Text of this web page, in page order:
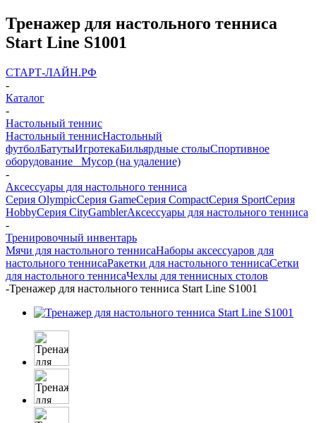
Тренажер для настольного тенниса
Start Line S1001
СТАРТ-ЛАЙН.РФ
-
Каталог
-
Настольный теннис
Настольный теннисНастольный
футболБатутыИгротекаБильярдные столыСпортивное
оборудование _ Мусор (на удаление)
-
Аксессуары для настольного тенниса
Серия OlympicСерия GameСерия CompactСерия SportСерия
HobbyСерия CityGamblerАксессуары для настольного тенниса
-
Тренировочный инвентарь
Мячи для настольного теннисаНаборы аксессуаров для
настольного теннисаРакетки для настольного теннисаСетки
для настольного теннисаЧехлы для теннисных столов
-Тренажер для настольного тенниса Start Line S1001